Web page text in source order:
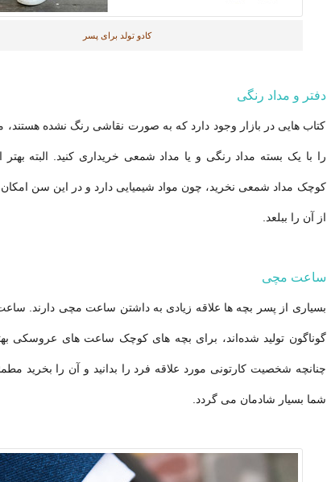
کادو تولد برای پسر
دفتر و مداد رنگی
کتاب هایی در بازار وجود دارد که به صورت نقاشی رنگ نشده هستند،
را با یک بسته مداد رنگی و یا مداد شمعی خریداری کنید. البته
کوچک مداد شمعی نخرید، چون مواد شیمیایی دارد و در این سن امکان
از آن را ببلعد.
ساعت مچی
بسیاری از پسر بچه ها علاقه زیادی به داشتن ساعت مچی دارند.
گوناگون تولید شده‌اند، برای بچه های کوچک ساعت های عروسکی
چنانچه شخصیت کارتونی مورد علاقه فرد را بدانید و آن را بخرید
شما بسیار شادمان می گردد.